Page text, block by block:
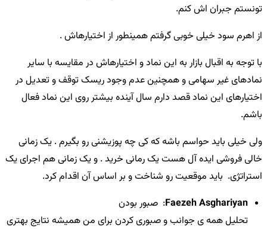
تونستم جبران اش کنم.
از اهرم سود خیلی خوبی گرفتم همینطور از اختیارهاش .
با توجه به اقبال بازار به این نماد و اختیارهاش در مقایسه با سایر
نمادهای غیر سهامی و همچنین عدم وجود ریسک توقف و تعدیل در
اختیارهای این نماد قصد دارم سال آینده بیشتر روی این نماد فعال
باشم.
ولی خیلی باید حواسم باشه که کی چه پوزیشنی رو بگیرم . یک زمانی
خالی فروشی ایده آل هست یک رمانی خرید . و یک زمانی هم اجرای یک
استراتژی. باید موقعیت رو شناخت و بر اساس آن اقدام کرد.
Faezeh Asghariyan: صبور بودن
تحلیل همه ی جوانب و صبوری کردن برای من همیشه نتایج بهتری